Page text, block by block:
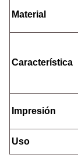
Material
Característica
Impresión
Uso